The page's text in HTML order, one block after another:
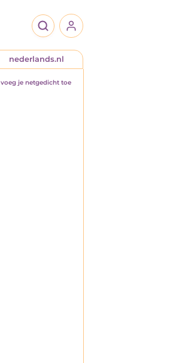
nederlands.nl
voeg je netgedicht toe